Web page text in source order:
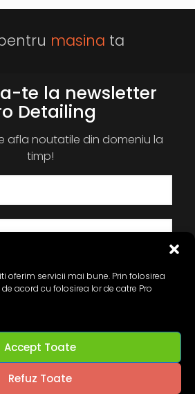
oferim servicii mai bune. Prin folosirea
acord cu folosirea lor de catre Pro
Accept Toate
Refuz Toate
masina ta
te la newsletter
Detailing
afla noutatile din domeniu la
timp!